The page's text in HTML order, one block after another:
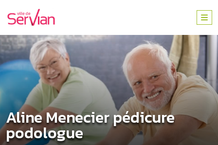
Aline Menecier pédicure
podologue